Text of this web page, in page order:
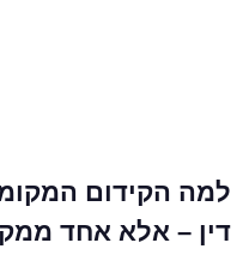
למה הקידום
דין – אלא אחד